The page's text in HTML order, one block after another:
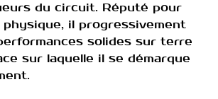
du circuit. Réputé pour
il progressivement
solides sur terre
sur laquelle il se démarque